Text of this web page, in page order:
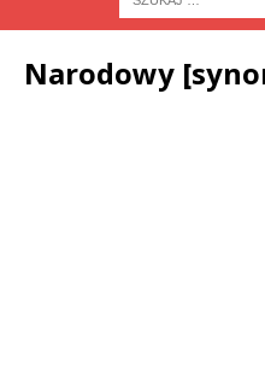
Narodowy